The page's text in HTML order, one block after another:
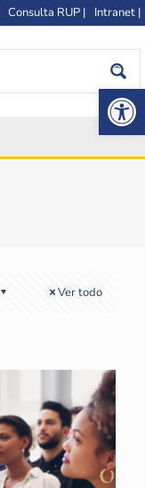
Consulta RUP | Intranet |
Ver todo